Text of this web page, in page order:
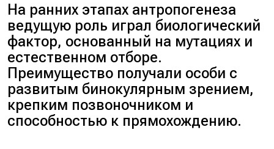
На ранних этапах антропогенеза
ведущую роль играл биологический
фактор, основанный на мутациях и
естественном отборе.
Преимущество получали особи с
развитым бинокулярным зрением,
крепким позвоночником и
способностью к прямохождению.